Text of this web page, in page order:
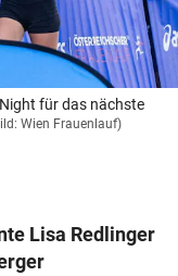
für das nächste
Wien Frauenlauf)
Lisa Redlinger